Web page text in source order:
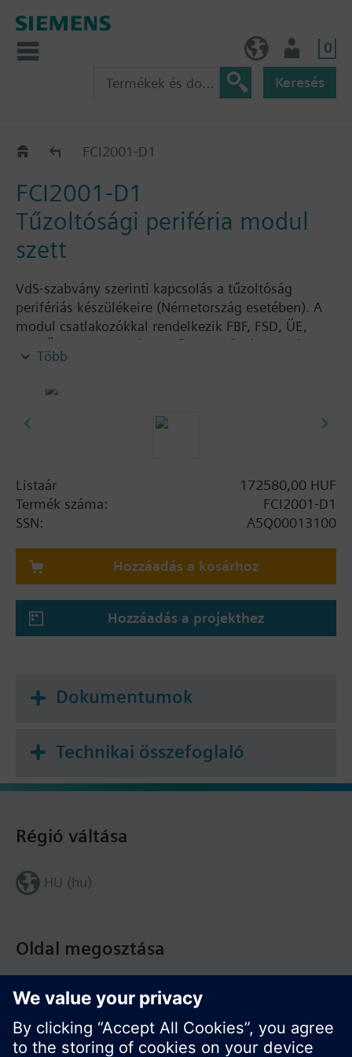
0
Keresés
BővítőkFCI2001-D1
FCI2001-D1
Tűzoltósági periféria modul
szett
VdS-szabvány szerinti kapcsolás a tűzoltóság
perifériás készülékeire (Németország esetében). A
modul csatlakozókkal rendelkezik FBF, FSD, ÜE,
FSE, ÖA, KL, szabotázsjelző FSD számára. A házba
az FHA2007-A1 szerelőlapra, vagy a ház hátsó
Több
Listaár
172580,00 HUF
Termék száma:
FCI2001-D1
SSN:
A5Q00013100
Hozzáadás a kosárhoz
Hozzáadás a projekthez
Dokumentumok
Technikai összefoglaló
Oldal megosztása
Régió váltása
HU (hu)